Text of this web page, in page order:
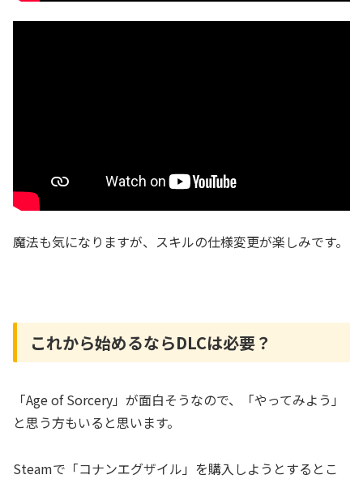
魔法も気になりますが、スキルの仕様変更が楽しみです。
これから始めるならDLCは必要？
「Age of Sorcery」が面白そうなので、「やってみよう」
と思う方もいると思います。
Steamで「コナンエグザイル」を購入しようとするとこ